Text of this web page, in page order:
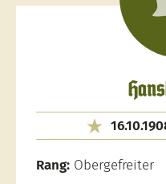
Rang: Obergefreiter